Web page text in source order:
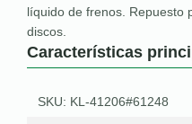
líquido de frenos. Repuesto
discos.
Características
SKU: KL-41206#61248